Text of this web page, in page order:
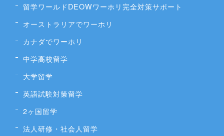
留学ワールドDEOWワーホリ完全対策サポート
オーストラリアでワーホリ
カナダでワーホリ
中学高校留学
大学留学
英語試験対策留学
2ヶ国留学
法人研修・社会人留学